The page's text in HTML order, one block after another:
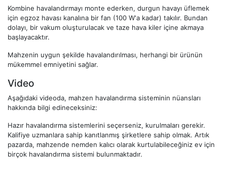
Kombine havalandırmayı monte ederken, durgun havayı üflemek
için egzoz havası kanalına bir fan (100 W'a kadar) takılır. Bundan
dolayı, bir vakum oluşturulacak ve taze hava kiler içine akmaya
başlayacaktır.
Mahzenin uygun şekilde havalandırılması, herhangi bir ürünün
mükemmel emniyetini sağlar.
Video
Aşağıdaki videoda, mahzen havalandırma sisteminin nüansları
hakkında bilgi edineceksiniz:
Hazır havalandırma sistemlerini seçerseniz, kurulmaları gerekir.
Kalifiye uzmanlara sahip kanıtlanmış şirketlere sahip olmak. Artık
pazarda, mahzende nemden kalıcı olarak kurtulabileceğiniz ev için
birçok havalandırma sistemi bulunmaktadır.